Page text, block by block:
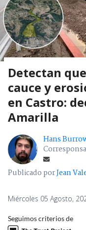
Detectan
cauce y
en Castro:
Amarilla
Hans
Publicado porJean
Miércoles 05 Agosto,
Seguimos criterios de